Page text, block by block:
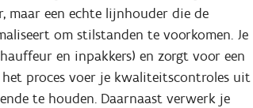
maar een echte lijnhouder die de
om stilstanden te voorkomen. Je
en inpakkers) en zorgt voor een
proces voer je kwaliteitscontroles uit
te houden. Daarnaast verwerk je